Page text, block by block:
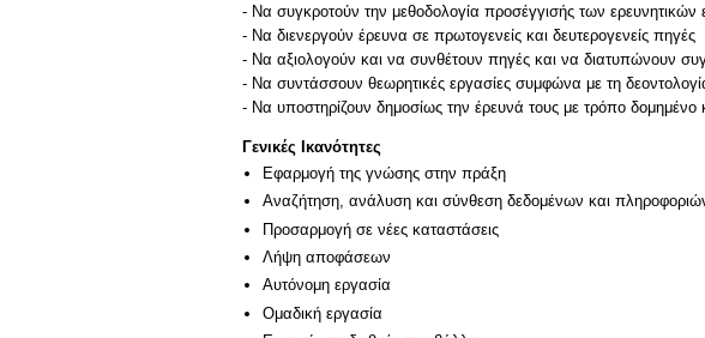
- Να συγκροτούν την μεθοδολογία προσέγγισής των ερευνητικών
- Να διενεργούν έρευνα σε πρωτογενείς και δευτερογενείς πηγές
- Να αξιολογούν και να συνθέτουν πηγές και να διατυπώνουν
- Να συντάσσουν θεωρητικές εργασίες συμφώνα με τη
Γενικές Ικανότητες
Εφαρμογή της γνώσης στην πράξη
Αναζήτηση, ανάλυση και σύνθεση δεδομένων και
Προσαρμογή σε νέες καταστάσεις
Λήψη αποφάσεων
Αυτόνομη εργασία
Ομαδική εργασία